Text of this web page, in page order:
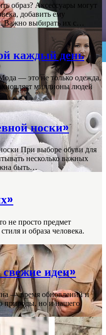
образ? Аксессуары могут
добавить ему
Важно выбирать их с…
каждый день
— это не только одежда,
миллионы людей
носки»
При выборе обуви для
несколько важных
быть…
не просто предмет
и образа человека.
идеи»
— время обновлений и
природы, но и нашего